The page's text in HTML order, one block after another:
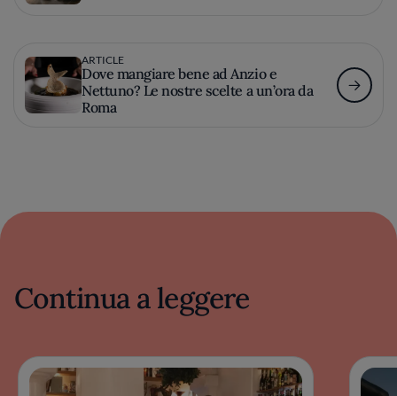
ARTICLE
Dove mangiare bene ad Anzio e
Nettuno? Le nostre scelte a un’ora da
Roma
Continua a leggere